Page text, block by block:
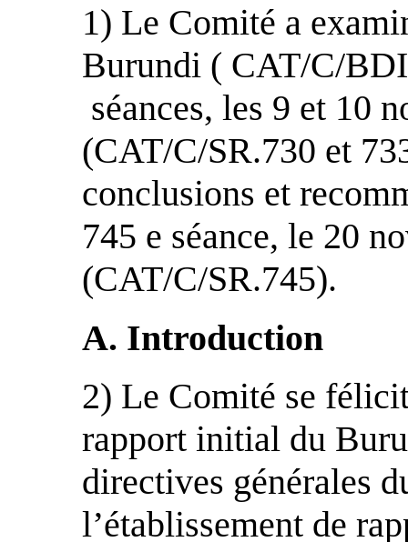
1) Le Comité a
Burundi ( CAT/C/
séances, les 9 et 10
(CAT/C/SR.730 et
conclusions et
745 e séance, le 20
(CAT/C/SR.745).
A. Introduction
2) Le Comité se
rapport initial du
directives générales
l’établissement de